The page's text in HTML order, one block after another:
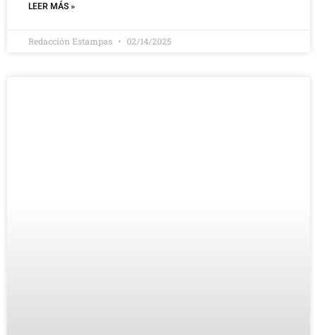
LEER MÁS »
Redacción Estampas 02/14/2025